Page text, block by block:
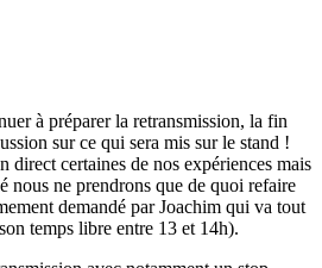
à préparer la retransmission, la fin
sur ce qui sera mis sur le stand !
direct certaines de nos expériences mais
nous ne prendrons que de quoi refaire
demandé par Joachim qui va tout
temps libre entre 13 et 14h).